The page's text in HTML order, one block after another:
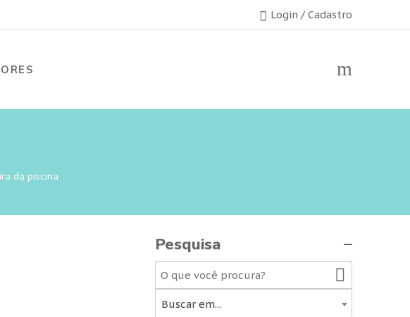
Login / Cadastro
da piscina
Pesquisa
Buscar em...